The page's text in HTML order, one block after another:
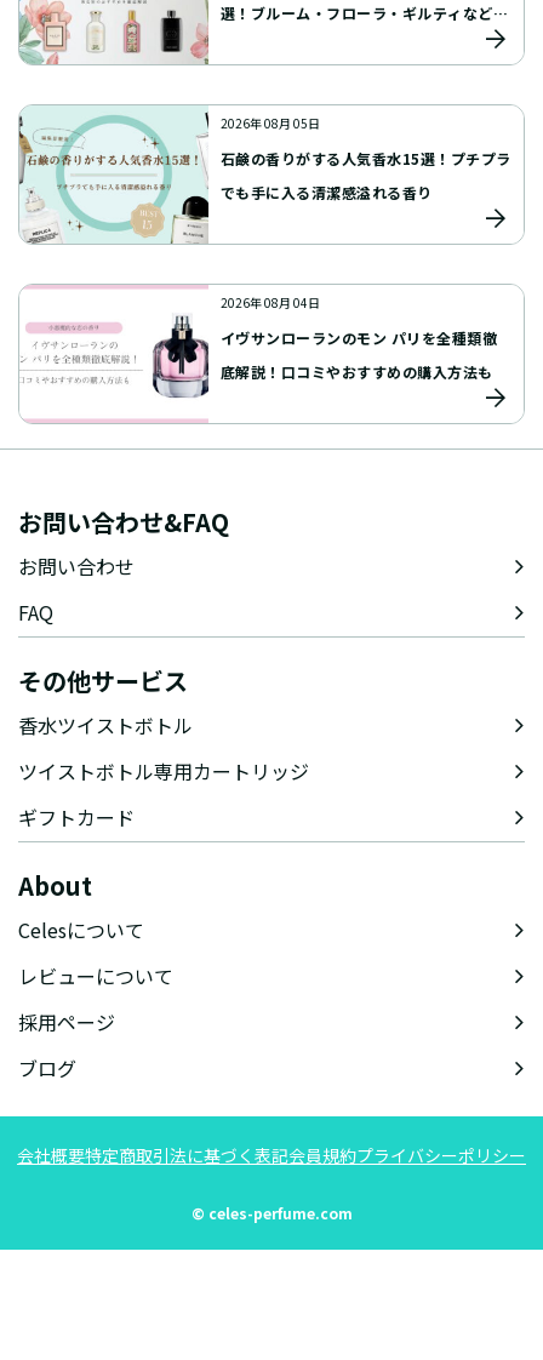
選！ブルーム・フローラ・ギルティなどの
人気シリーズや男女別のおすすめを徹底解
2026年 08月 05日
石鹸の香りがする人気香水15選！プチプラ
でも手に入る清潔感溢れる香り
2026年 08月 04日
イヴサンローランのモン パリを全種類徹
底解説！口コミやおすすめの購入方法も
お問い合わせ&FAQ
お問い合わせ
FAQ
その他サービス
香水ツイストボトル
ツイストボトル専用カートリッジ
ギフトカード
About
Celesについて
レビューについて
採用ページ
ブログ
© celes-perfume.com
会社概要特定商取引法に基づく表記会員規約プライバシーポリシー